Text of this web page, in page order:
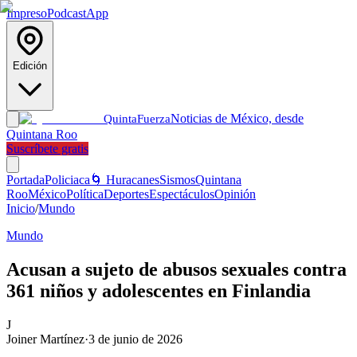
ImpresoPodcastApp
Edición
QuintaFuerzaNoticias de México, desde
Quintana Roo
Suscríbete gratis
PortadaPoliciaca 🌀 HuracanesSismosQuintana
RooMéxicoPolíticaDeportesEspectáculosOpinión
Inicio/Mundo
Mundo
Acusan a sujeto de abusos sexuales contra
361 niños y adolescentes en Finlandia
J
Joiner Martínez·3 de junio de 2026